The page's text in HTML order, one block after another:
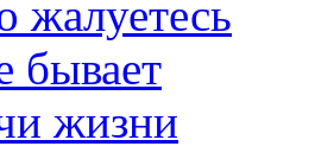
жалуетесь
бывает
жизни